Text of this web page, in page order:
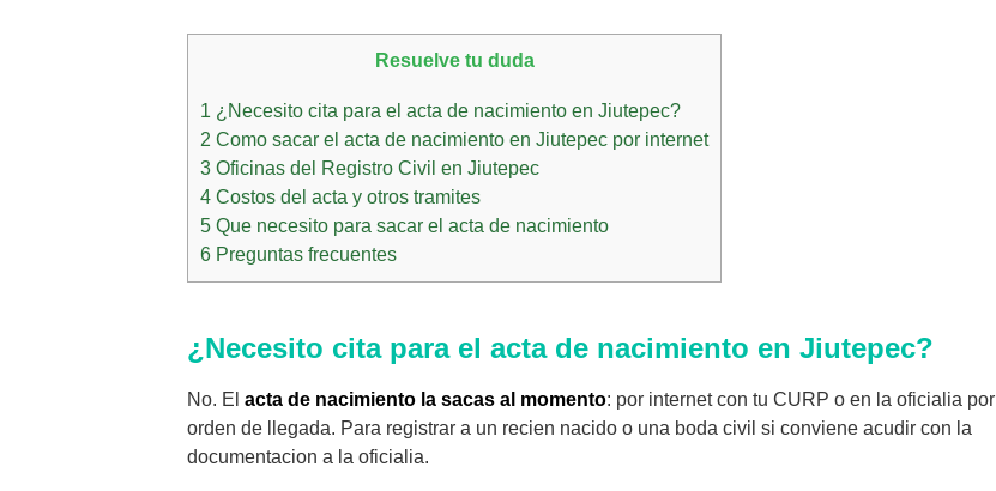
Resuelve tu duda
1 ¿Necesito cita para el acta de nacimiento en Jiutepec?
2 Como sacar el acta de nacimiento en Jiutepec por internet
3 Oficinas del Registro Civil en Jiutepec
4 Costos del acta y otros tramites
5 Que necesito para sacar el acta de nacimiento
6 Preguntas frecuentes
¿Necesito cita para el acta de nacimiento en Jiutepec?
No. El acta de nacimiento la sacas al momento: por internet con tu CURP o en la oficialia por
orden de llegada. Para registrar a un recien nacido o una boda civil si conviene acudir con la
documentacion a la oficialia.